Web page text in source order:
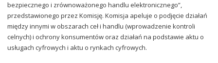
bezpiecznego i zrównoważonego handlu elektronicznego”,
przedstawionego przez Komisję. Komisja apeluje o podjęcie działań
między innymi w obszarach ceł i handlu (wprowadzenie kontroli
celnych) i ochrony konsumentów oraz działań na podstawie aktu o
usługach cyfrowych i aktu o rynkach cyfrowych.